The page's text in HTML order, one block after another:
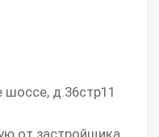
д.36стр11
от застройщика